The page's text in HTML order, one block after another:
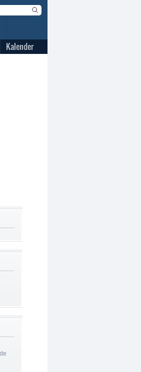
Kalender